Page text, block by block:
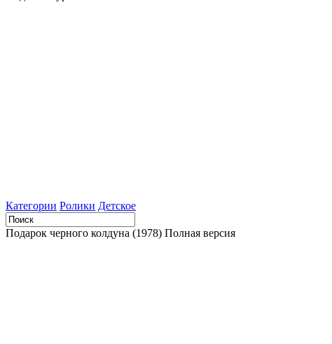
Категории Ролики Детское
Подарок черного колдуна (1978) Полная версия